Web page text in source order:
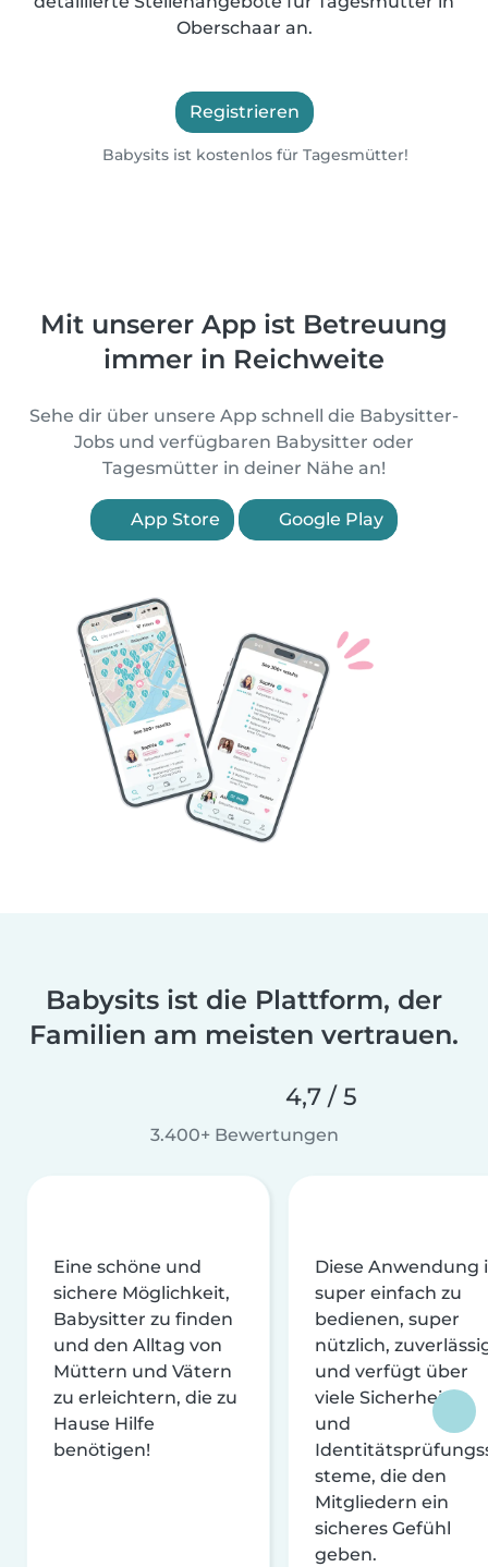
Oberschaar an.
Registrieren
Babysits ist kostenlos für Tagesmütter!
Mit unserer App ist Betreuung
immer in Reichweite
Sehe dir über unsere App schnell die Babysitter-
Jobs und verfügbaren Babysitter oder
Tagesmütter in deiner Nähe an!
App Store Google Play
Babysits ist die Plattform, der
Familien am meisten vertrauen.
4,7 / 5
3.400+ Bewertungen
Eine schöne und
sichere Möglichkeit,
Babysitter zu finden
und den Alltag von
Müttern und Vätern
zu erleichtern, die zu
Hause Hilfe
benötigen!
Diese Anwendung
super einfach zu
bedienen, super
nützlich,
und verfügt über
viele Sicherheits-
und
steme, die den
Mitgliedern ein
sicheres Gefühl
geben.